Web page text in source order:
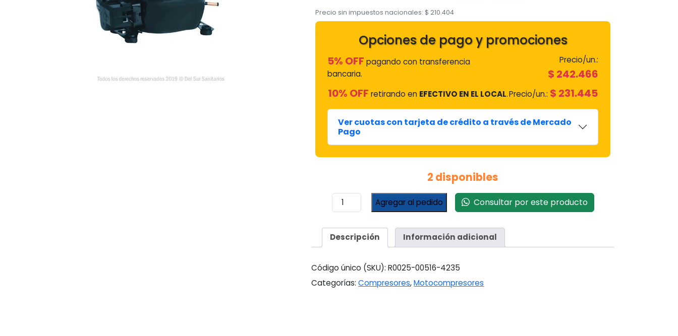
Precio sin impuestos nacionales:$ 210.404
Opciones de pago y promociones
5% OFF pagando con transferencia
bancaria.
Precio/un.:
$ 242.466
10% OFF retirando en EFECTIVO EN EL LOCAL.Precio/un.: $ 231.445
Ver cuotas con tarjeta de crédito a través de Mercado
Pago
2 disponibles
Compresor
Embraco
1/3
R134
Hax
cantidad
Agregar al pedido Consultar por este producto
Descripción Información adicional
Código único (SKU):R0025-00516-4235
Categorías:Compresores,Motocompresores